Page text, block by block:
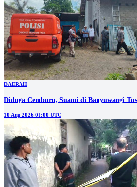
DAERAH
Diduga Cemburu, Suami di Banyuwangi
10 Aug 2026 01:00 UTC